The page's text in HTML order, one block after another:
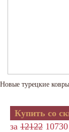
Новые турецкие
Купить со
за 12122